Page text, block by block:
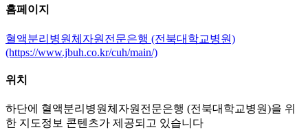
홈페이지
혈액분리병원체자원전문은행 (전북대학교병원)
(https://www.jbuh.co.kr/cuh/main/)
위치
하단에 혈액분리병원체자원전문은행 (전북대학교병원)을 위
한 지도정보 콘텐츠가 제공되고 있습니다